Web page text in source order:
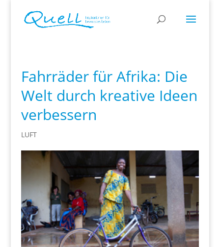
Fahrräder für Afrika: Die
Welt durch kreative Ideen
verbessern
LUFT